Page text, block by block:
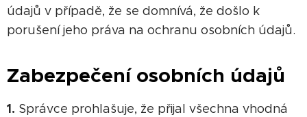
údajů v případě, že se domnívá, že došlo k
porušení jeho práva na ochranu osobních údajů.
Zabezpečení osobních údajů
1. Správce prohlašuje, že přijal všechna vhodná